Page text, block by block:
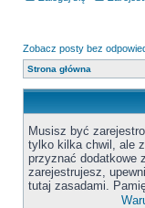
Zobacz posty bez
Strona główna
Musisz być
tylko kilka chwil, ale
przyznać dodatkowe
zarejestrujesz,
tutaj zasadami.